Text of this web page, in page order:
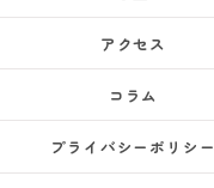
アクセス
コラム
プライバシーポリシー